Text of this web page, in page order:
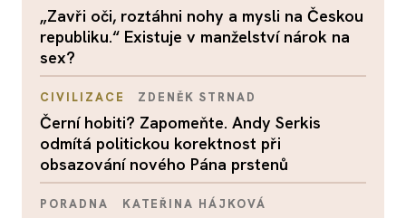
„Zavři oči, roztáhni nohy a mysli na Českou
republiku.“ Existuje v manželství nárok na
sex?
CIVILIZACE ZDENĚK STRNAD
Černí hobiti? Zapomeňte. Andy Serkis
odmítá politickou korektnost při
obsazování nového Pána prstenů
PORADNA KATEŘINA HÁJKOVÁ